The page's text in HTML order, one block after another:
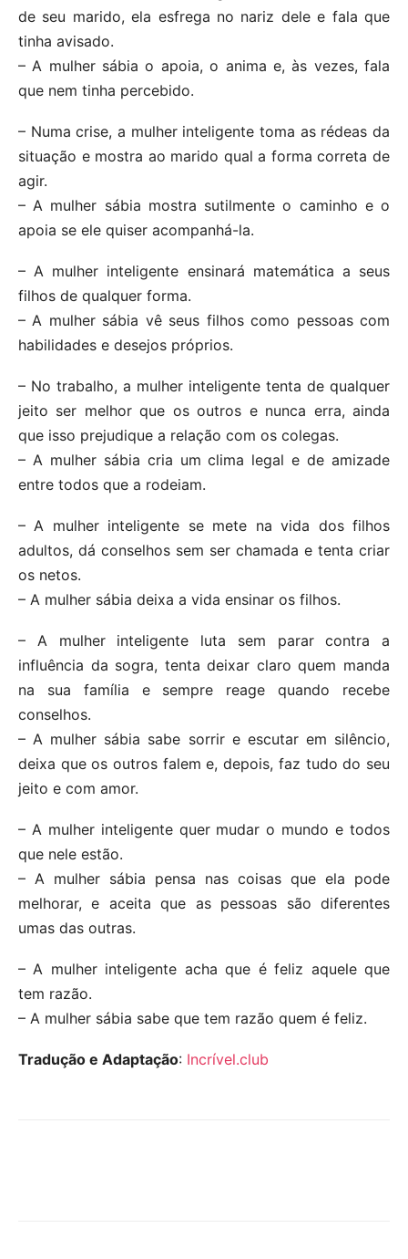
de seu marido, ela esfrega no nariz dele e fala que
tinha avisado.
– A mulher sábia o apoia, o anima e, às vezes, fala
que nem tinha percebido.
– Numa crise, a mulher inteligente toma as rédeas da
situação e mostra ao marido qual a forma correta de
agir.
– A mulher sábia mostra sutilmente o caminho e o
apoia se ele quiser acompanhá-la.
– A mulher inteligente ensinará matemática a seus
filhos de qualquer forma.
– A mulher sábia vê seus filhos como pessoas com
habilidades e desejos próprios.
– No trabalho, a mulher inteligente tenta de qualquer
jeito ser melhor que os outros e nunca erra, ainda
que isso prejudique a relação com os colegas.
– A mulher sábia cria um clima legal e de amizade
entre todos que a rodeiam.
– A mulher inteligente se mete na vida dos filhos
adultos, dá conselhos sem ser chamada e tenta criar
os netos.
– A mulher sábia deixa a vida ensinar os filhos.
– A mulher inteligente luta sem parar contra a
influência da sogra, tenta deixar claro quem manda
na sua família e sempre reage quando recebe
conselhos.
– A mulher sábia sabe sorrir e escutar em silêncio,
deixa que os outros falem e, depois, faz tudo do seu
jeito e com amor.
– A mulher inteligente quer mudar o mundo e todos
que nele estão.
– A mulher sábia pensa nas coisas que ela pode
melhorar, e aceita que as pessoas são diferentes
umas das outras.
– A mulher inteligente acha que é feliz aquele que
tem razão.
– A mulher sábia sabe que tem razão quem é feliz.
Tradução e Adaptação: Incrível.club